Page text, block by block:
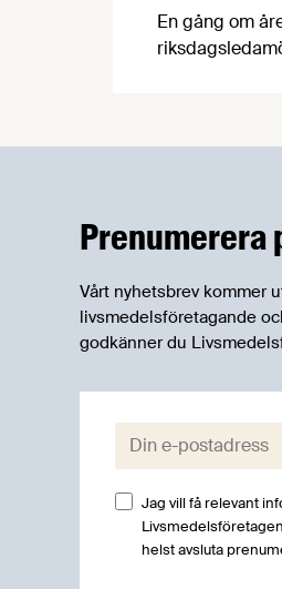
En gång om
3317 motioner
Prenumerera
Vårt nyhetsbrev kommer
livsmedelsföretagande
godkänner du
E-post:
Jag vill få relevant
helst avsluta